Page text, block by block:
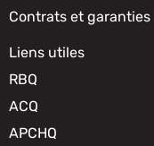
Contrats et garanties
Liens utiles
RBQ
ACQ
APCHQ